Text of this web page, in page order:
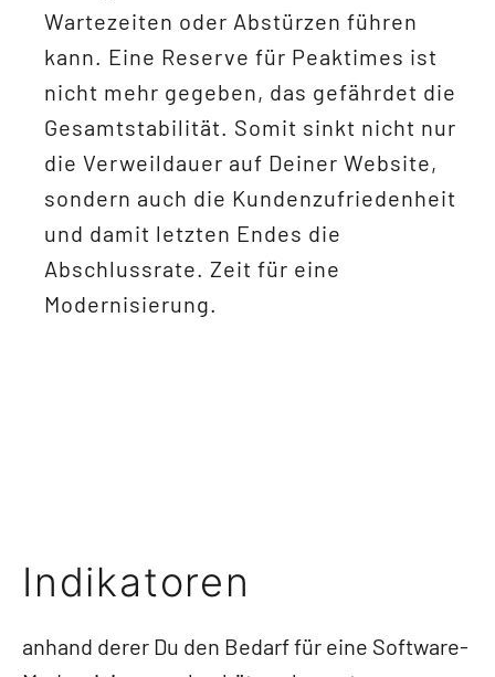
Wartezeiten oder Abstürzen führen
kann. Eine Reserve für Peaktimes ist
nicht mehr gegeben, das gefährdet die
Gesamtstabilität. Somit sinkt nicht nur
die Verweildauer auf Deiner Website,
sondern auch die Kundenzufriedenheit
und damit letzten Endes die
Abschlussrate. Zeit für eine
Modernisierung.
Indikatoren
anhand derer Du den Bedarf für eine Software-